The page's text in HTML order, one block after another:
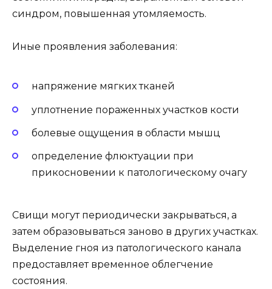
синдром, повышенная утомляемость.
Иные проявления заболевания:
напряжение мягких тканей
уплотнение пораженных участков кости
болевые ощущения в области мышц
определение флюктуации при
прикосновении к патологическому очагу
Свищи могут периодически закрываться, а
затем образовываться заново в других участках.
Выделение гноя из патологического канала
предоставляет временное облегчение
состояния.